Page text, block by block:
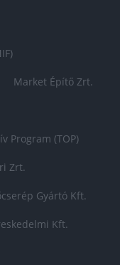
Market Építő Zrt.
Program (TOP)
Zrt.
Gyártó Kft.
Kft.